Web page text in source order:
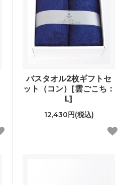
バスタオル2枚ギフトセ
ット（コン）[雲ごこち：
L]
12,430円(税込)